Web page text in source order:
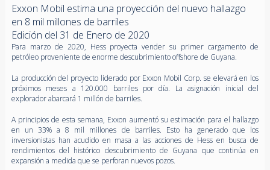
Exxon Mobil estima una proyección del nuevo hallazgo
en 8 mil millones de barriles
Edición del 31 de Enero de 2020
Para marzo de 2020, Hess proyecta vender su primer cargamento de
petróleo proveniente de enorme descubrimiento offshore de Guyana.
La producción del proyecto liderado por Exxon Mobil Corp. se elevará en los
próximos meses a 120.000 barriles por día. La asignación inicial del
explorador abarcará 1 millón de barriles.
A principios de esta semana, Exxon aumentó su estimación para el hallazgo
en un 33% a 8 mil millones de barriles. Esto ha generado que los
inversionistas han acudido en masa a las acciones de Hess en busca de
rendimientos del histórico descubrimiento de Guyana que continúa en
expansión a medida que se perforan nuevos pozos.